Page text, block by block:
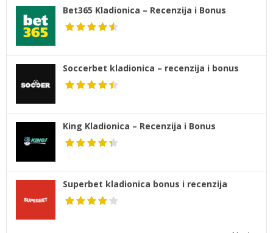
Bet365 Kladionica – Recenzija i Bonus
Soccerbet kladionica – recenzija i bonus
King Kladionica – Recenzija i Bonus
Superbet kladionica bonus i recenzija